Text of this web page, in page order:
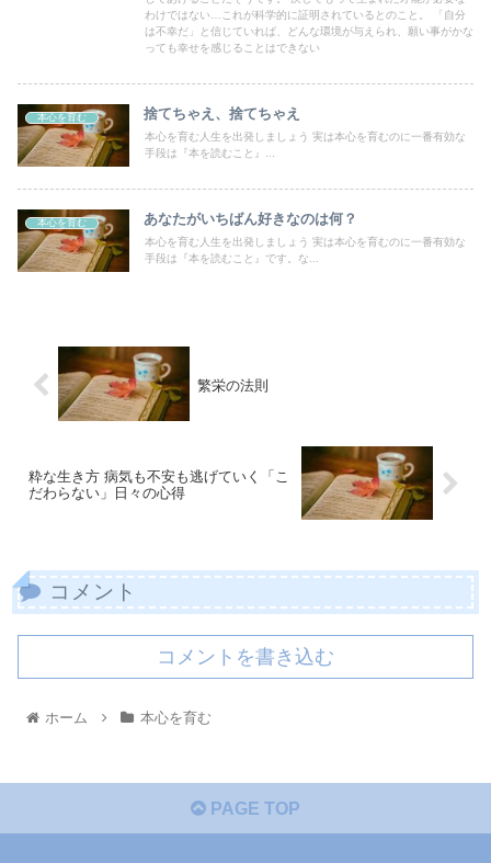
わけではない…これが科学的に証明されているとのこと。 「自分
は不幸だ」と信じていれば、どんな環境が与えられ、願い事がかな
っても幸せを感じることはできない
本心を育む 捨てちゃえ、捨てちゃえ
本心を育む人生を出発しましょう 実は本心を育むのに一番有効な
手段は『本を読むこと』...
本心を育む あなたがいちばん好きなのは何？
本心を育む人生を出発しましょう 実は本心を育むのに一番有効な
手段は『本を読むこと』です。な...
繁栄の法則
粋な生き方 病気も不安も逃げていく「こ
だわらない」日々の心得
コメント
コメントを書き込む
ホーム 本心を育む
PAGE TOP